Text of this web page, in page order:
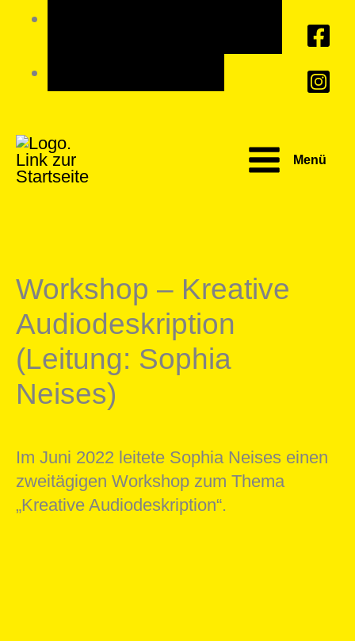
Menü
Workshop – Kreative
Audiodeskription
(Leitung: Sophia
Neises)
Im Juni 2022 leitete Sophia Neises einen
zweitägigen Workshop zum Thema
„Kreative Audiodeskription“.